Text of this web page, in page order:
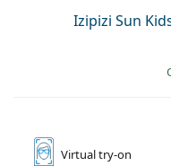
Izipizi Sun
Virtualtry-on